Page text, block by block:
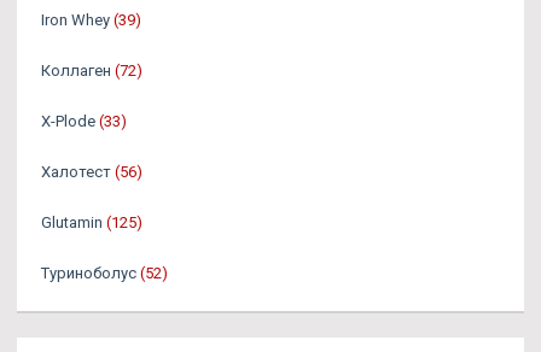
Iron Whey (39)
Коллаген (72)
X-Plode (33)
Халотест (56)
Glutamin (125)
Туриноболус (52)